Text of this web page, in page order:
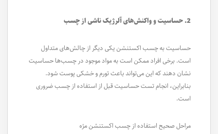
2. حساسیت و واکنش‌های آلرژیک ناشی از چسب
حساسیت به چسب اکستنشن یکی دیگر از چالش‌های متداول
است. برخی افراد ممکن است به مواد موجود در چسب‌ها حساسیت
نشان دهند که این می‌تواند باعث تورم و خشکی پوست شود.
بنابراین، انجام تست حساسیت قبل از استفاده از چسب ضروری
است.
مراحل صحیح استفاده از چسب اکستنشن مژه